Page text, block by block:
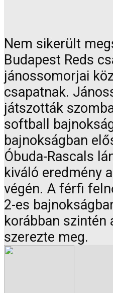
Nem sikerült
Budapest Reds
jánossomorjai
csapatnak.
játszották
softball
bajnokságban
Óbuda-Rascals
kiváló eredmény
végén. A férfi
2-es
korábban szintén
szerezte meg.